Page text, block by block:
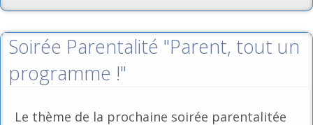
Soirée Parentalité "Parent, tout un
programme !"
Le thème de la prochaine soirée parentalitée